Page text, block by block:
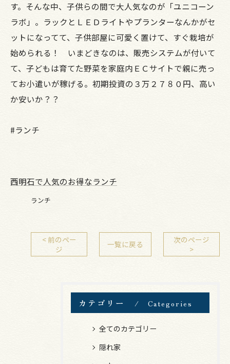
す。そんな中、子供らの間で大人気なのが「ユニコーン
ラボ」。ラックとＬＥＤライトやプランターなんかがセ
ットになってて、子供部屋に可愛く置けて、すぐ栽培が
始められる！ いまどきなのは、販売システムが付いて
て、子どもは育てた野菜を家庭内ＥＣサイトで親に売っ
てお小遣いが稼げる。初期投資の３万２７８０円、高い
か安いか？？
#ランチ
西明石で人気のお得なランチ
ランチ
< 前のペー
ジ
一覧に戻る
次のページ
>
カテゴリー Categories
全てのカテゴリー
隠れ家